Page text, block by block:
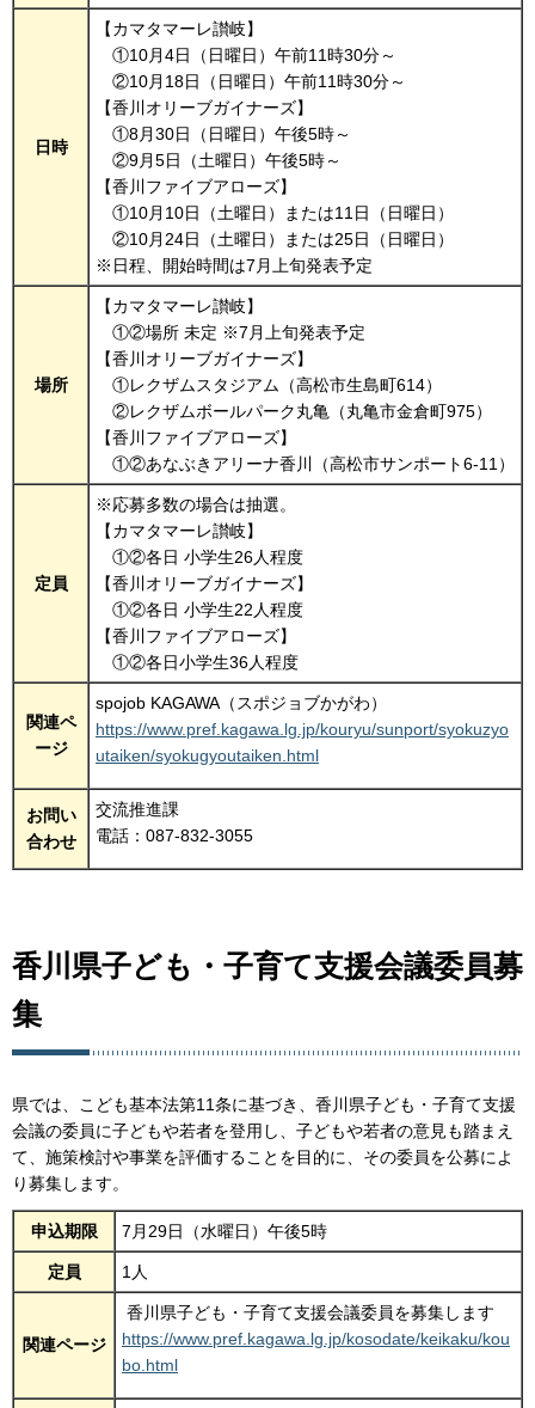
日時
【カマタマーレ讃岐】
①10月4日（日曜日）午前11時30分～
②10月18日（日曜日）午前11時30分～
【香川オリーブガイナーズ】
①8月30日（日曜日）午後5時～
②9月5日（土曜日）午後5時～
【香川ファイブアローズ】
①10月10日（土曜日）または11日（日曜日）
②10月24日（土曜日）または25日（日曜日）
※日程、開始時間は7月上旬発表予定
場所
【カマタマーレ讃岐】
①②場所 未定 ※7月上旬発表予定
【香川オリーブガイナーズ】
①レクザムスタジアム（高松市生島町614）
②レクザムボールパーク丸亀（丸亀市金倉町975）
【香川ファイブアローズ】
①②あなぶきアリーナ香川（高松市サンポート6-11）
定員
※応募多数の場合は抽選。
【カマタマーレ讃岐】
①②各日 小学生26人程度
【香川オリーブガイナーズ】
①②各日 小学生22人程度
【香川ファイブアローズ】
①②各日小学生36人程度
関連ペ
ージ
spojob KAGAWA（スポジョブかがわ）
https://www.pref.kagawa.lg.jp/kouryu/sunport/syokuzyo
utaiken/syokugyoutaiken.html
お問い
合わせ
交流推進課
電話：087-832-3055
香川県子ども・子育て支援会議委員募
集
県では、こども基本法第11条に基づき、香川県子ども・子育て支援
会議の委員に子どもや若者を登用し、子どもや若者の意見も踏まえ
て、施策検討や事業を評価することを目的に、その委員を公募によ
り募集します。
申込期限 7月29日（水曜日）午後5時
定員 1人
関連ページ
香川県子ども・子育て支援会議委員を募集します
https://www.pref.kagawa.lg.jp/kosodate/keikaku/kou
bo.html